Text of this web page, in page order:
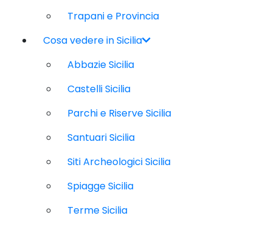
Trapani e Provincia
Cosa vedere in Sicilia
Abbazie Sicilia
Castelli Sicilia
Parchi e Riserve Sicilia
Santuari Sicilia
Siti Archeologici Sicilia
Spiagge Sicilia
Terme Sicilia